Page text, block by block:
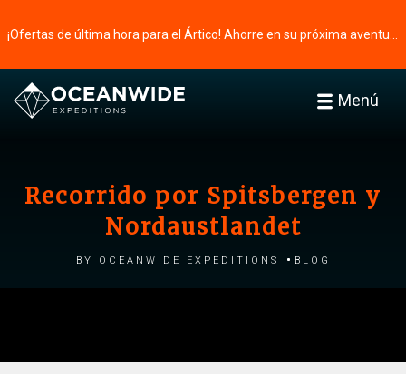
Menú
Recorrido por Spitsbergen y
Nordaustlandet
by Oceanwide Expeditions Blog